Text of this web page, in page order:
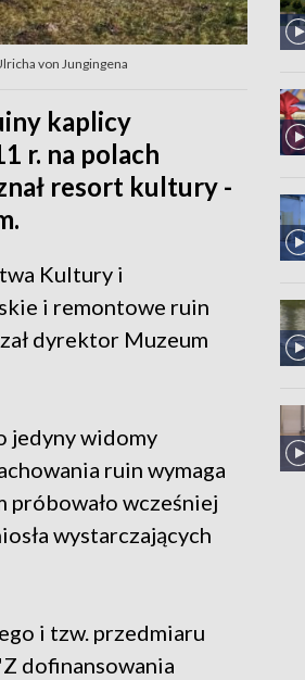
von Jungingena
kaplicy
r. na polach
resort kultury -
Kultury i
i remontowe ruin
dyrektor Muzeum
jedyny widomy
ruin wymaga
próbowało wcześniej
wystarczających
i tzw. przedmiaru
dofinansowania